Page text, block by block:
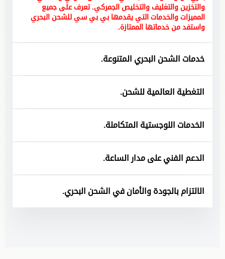
والتخزين والتغليف والتخليص الجمركي. تعرف على جميع
المميزات والخدمات التي يقدمها بي بي سي للشحن البحري
واستفد من خدماتها الممتازة.
خدمات الشحن البحري المتنوعة.
التغطية العالمية للشحن.
الخدمات اللوجستية المتكاملة.
الدعم الفني على مدار الساعة.
الالتزام بالجودة والأمان في الشحن البحري.